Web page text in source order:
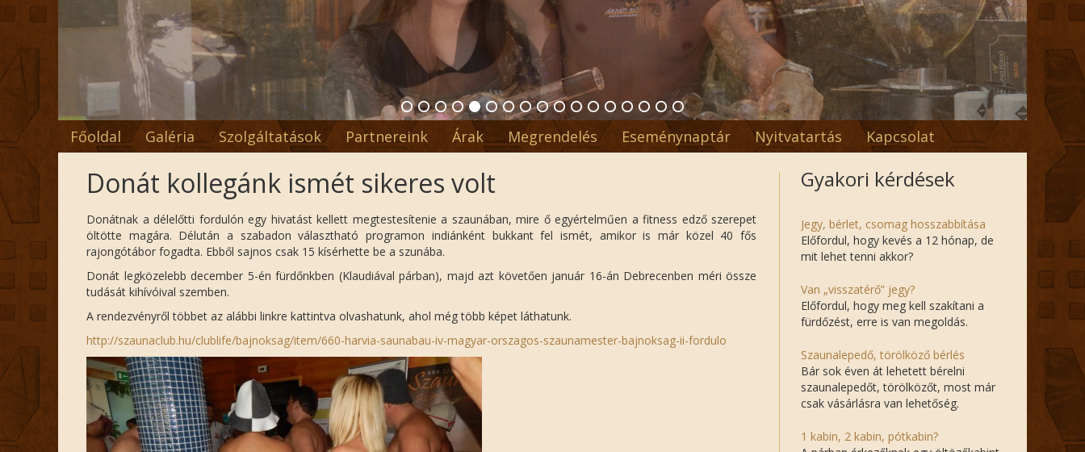
Főoldal Galéria Szolgáltatások Partnereink Árak Megrendelés Eseménynaptár Nyitvatartás Kapcsolat
Donát kollegánk ismét sikeres volt
Donátnak a délelőtti fordulón egy hivatást kellett megtestesítenie a szaunában, mire ő egyértelműen a fitness edző szerepet
öltötte magára. Délután a szabadon választható programon indiánként bukkant fel ismét, amikor is már közel 40 fős
rajongótábor fogadta. Ebből sajnos csak 15 kísérhette be a szunába.
Donát legközelebb december 5-én fürdőnkben (Klaudiával párban), majd azt követően január 16-án Debrecenben méri össze
tudását kihívóival szemben.
A rendezvényről többet az alábbi linkre kattintva olvashatunk, ahol még több képet láthatunk.
http://szaunaclub.hu/clublife/bajnoksag/item/660-harvia-saunabau-iv-magyar-orszagos-szaunamester-bajnoksag-ii-fordulo
Gyakori kérdések
Jegy, bérlet, csomag hosszabbítása
Előfordul, hogy kevés a 12 hónap, de
mit lehet tenni akkor?
Van „visszatérő” jegy?
Előfordul, hogy meg kell szakítani a
fürdőzést, erre is van megoldás.
Szaunalepedő, törölköző bérlés
Bár sok éven át lehetett bérelni
szaunalepedőt, törölközőt, most már
csak vásárlásra van lehetőség.
1 kabin, 2 kabin, pótkabin?